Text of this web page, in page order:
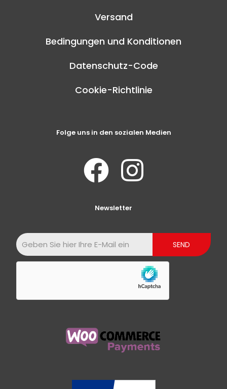
Versand
Bedingungen und Konditionen
Datenschutz-Code
Cookie-Richtlinie
Folge uns in den sozialen Medien
Newsletter